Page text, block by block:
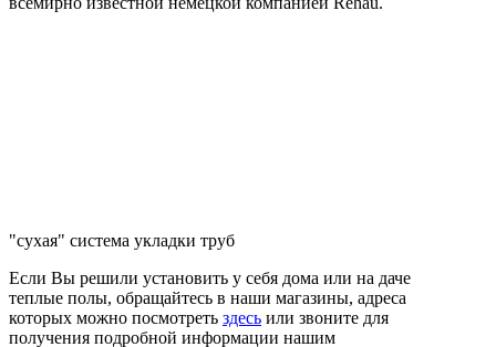
"сухая" система укладки труб
Если Вы решили установить у себя дома или на даче
теплые полы, обращайтесь в наши магазины, адреса
которых можно посмотреть здесь или звоните для
получения подробной информации нашим